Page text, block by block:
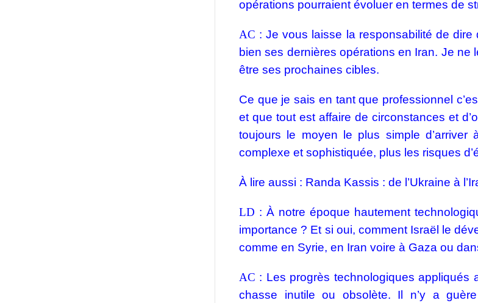
opérations pourraient évoluer en termes de
AC :Je vous laisse la responsabilité de
bien ses dernières opérations en Iran. Je ne
être ses prochaines cibles.
Ce que je sais en tant que professionnel
et que tout est affaire de circonstances et
toujours le moyen le plus simple
complexe et sophistiquée, plus les risques
À lire aussi : Randa Kassis : de l’Ukraine à
LD : À notre époque hautement
importance ? Et si oui, comment Israël le
comme en Syrie, en Iran voire à Gaza ou
AC : Les progrès technologiques appliqués
chasse inutile ou obsolète. Il n’y a